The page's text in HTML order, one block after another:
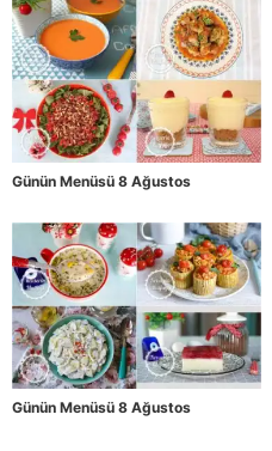
Günün Menüsü 8 Ağustos
Günün Menüsü 8 Ağustos